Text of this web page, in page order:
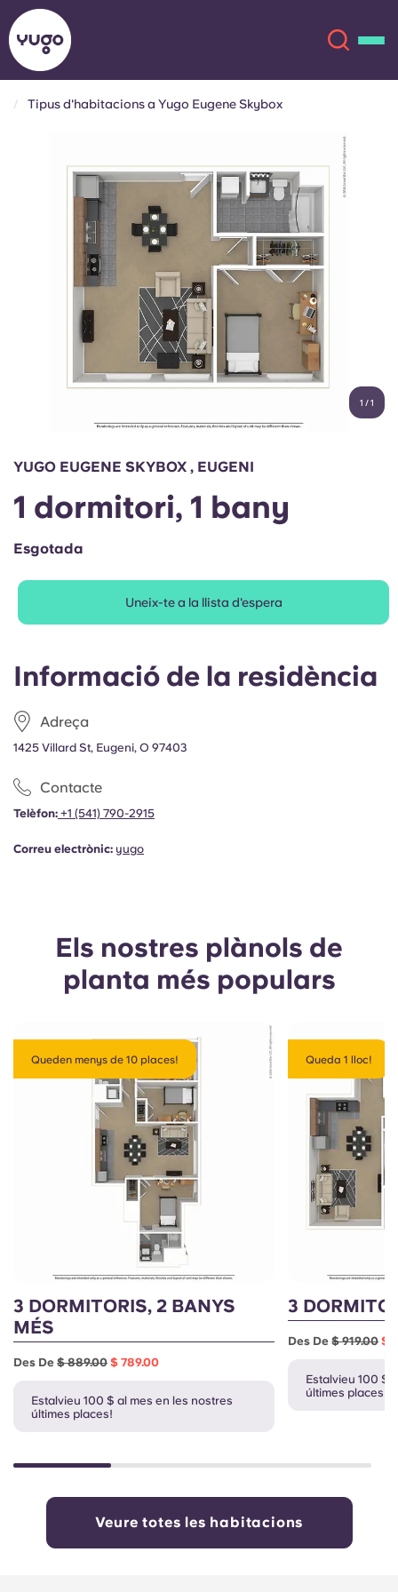
Ubicacions
Compte Llengua
Chinese
Català
French
Reserva ara
Chinese Español
Deutsch
Italian
Portuguese
Tipus d'habitacions a Yugo Eugene Skybox
1 /1
Informació de la residència
Adreça
1425 Villard St, Eugeni, O 97403
Contacte
Telèfon: +1 (541) 790-2915
Correu electrònic: yugo
YUGO EUGENE SKYBOX , EUGENI
1 dormitori, 1 bany
Esgotada
Uneix-te a la llista d'espera
Els nostres plànols de
planta més populars
Queden menys de 10 places!
3 DORMITORIS, 2 BANYS
MÉS
Des De $ 889.00 $ 789.00
Estalvieu 100 $ al mes en les nostres
últimes places!
Queda 1 lloc!
3
Des De$ 919.00 $
Estalvieu 100 $
últimes places!
Veure totes les habitacions